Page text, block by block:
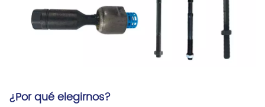
¿Por qué elegirnos?